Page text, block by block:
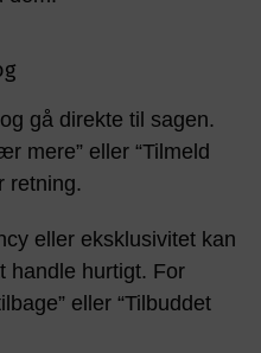
gå direkte til sagen.
mere” eller “Tilmeld
retning.
eller eksklusivitet kan
handle hurtigt. For
eller “Tilbuddet